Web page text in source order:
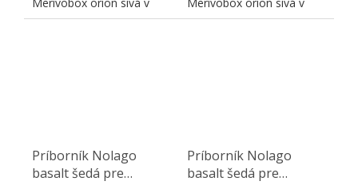
hĺbke 450 mm pre
hĺbke 500 mm pre
Príborník Nolago
basalt šedá pre
Príborník Nolago
basalt šedá pre